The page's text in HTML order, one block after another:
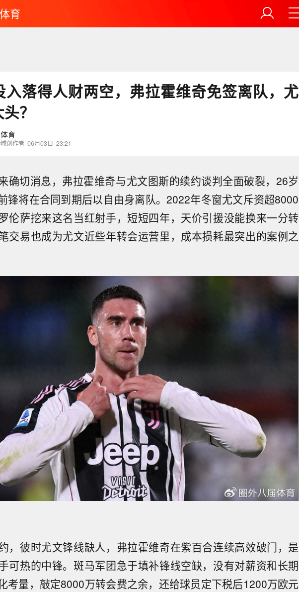
育
入落得人财两空，弗拉霍维奇免签离队，尤
？
育
创作者 06月03日 23:21
确切消息，弗拉霍维奇与尤文图斯的续约谈判全面破裂，26岁
锋将在合同到期后以自由身离队。2022年冬窗尤文斥资超8000
伦萨挖来这名当红射手，短短四年，天价引援没能换来一分转
交易也成为尤文近些年转会运营里，成本损耗最突出的案例之
，彼时尤文锋线缺人，弗拉霍维奇在紫百合连续高效破门，是
可热的中锋。斑马军团急于填补锋线空缺，没有对薪资和长期
考量，敲定8000万转会费之余，还给球员定下税后1200万欧元